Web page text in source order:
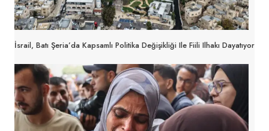
İsrail, Batı Şeria’da Kapsamlı Politika Değişikliği Ile Fiili Ilhakı Dayatıyor